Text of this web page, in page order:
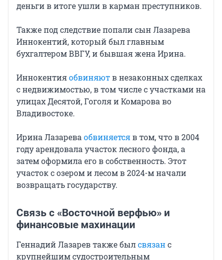
деньги в итоге ушли в карман преступников.
Также под следствие попали сын Лазарева
Иннокентий, который был главным
бухгалтером ВВГУ, и бывшая жена Ирина.
Иннокентияобвиняютв незаконных сделках
с недвижимостью, в том числе с участками на
улицах Десятой, Гоголя и Комарова во
Владивостоке.
Ирина Лазареваобвиняетсяв том, что в 2004
году арендовала участок лесного фонда, а
затем оформила его в собственность. Этот
участок с озером и лесом в 2024-м начали
возвращать государству.
Связь с «Восточной верфью» и
финансовые махинации
Геннадий Лазарев также былсвязанс
крупнейшим судостроительным